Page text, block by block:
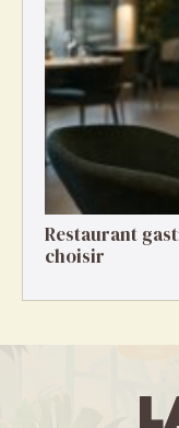
Restaurant
choisir